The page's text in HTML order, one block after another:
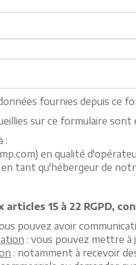
fournies depuis ce
sur ce formulaire
:
en qualité
tant qu'hébergeur de
15 à 22 RGPD,
pouvez avoir
: vous pouvez mettre à
: notamment à recevoir